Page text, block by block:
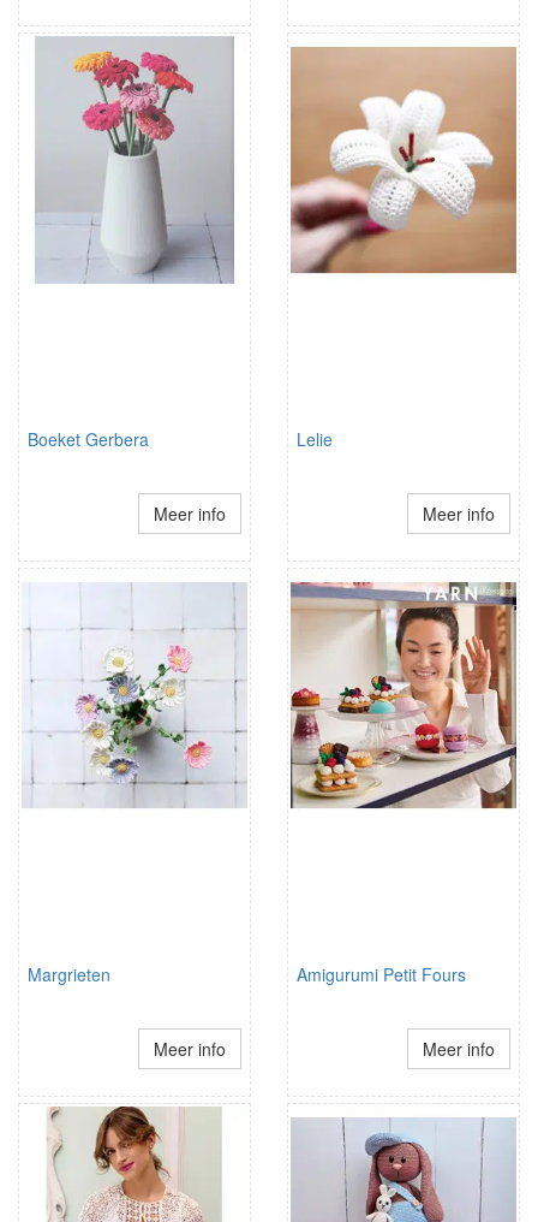
Boeket Gerbera
Meer info
Lelie
Meer info
Margrieten
Meer info
Amigurumi Petit Fours
Meer info